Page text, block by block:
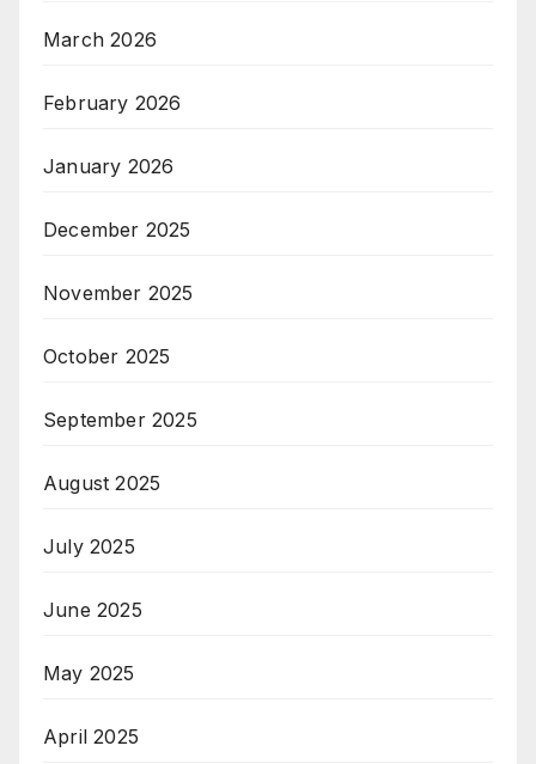
March 2026
February 2026
January 2026
December 2025
November 2025
October 2025
September 2025
August 2025
July 2025
June 2025
May 2025
April 2025